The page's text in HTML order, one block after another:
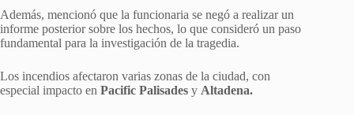
Además, mencionó que la funcionaria se negó a realizar un
informe posterior sobre los hechos, lo que consideró un paso
fundamental para la investigación de la tragedia.
Los incendios afectaron varias zonas de la ciudad, con
especial impacto en Pacific Palisades y Altadena.